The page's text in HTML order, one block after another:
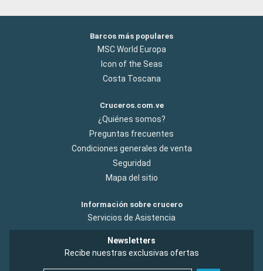
Barcos más populares
MSC World Europa
Icon of the Seas
Costa Toscana
Cruceros.com.ve
¿Quiénes somos?
Preguntas frecuentes
Condiciones generales de venta
Seguridad
Mapa del sitio
Información sobre crucero
Servicios de Asistencia
Newsletters
Recibe nuestras exclusivas ofertas